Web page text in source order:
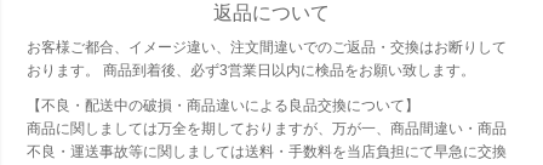
返品について
お客様ご都合、イメージ違い、注文間違いでのご返品・交換はお断りして
おります。 商品到着後、必ず3営業日以内に検品をお願い致します。
【不良・配送中の破損・商品違いによる良品交換について】
商品に関しましては万全を期しておりますが、万が一、商品間違い・商品
不良・運送事故等に関しましては送料・手数料を当店負担にて早急に交換